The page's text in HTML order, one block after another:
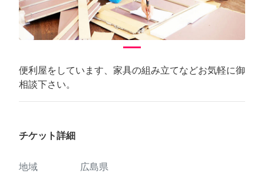
便利屋をしています、家具の組み立てなどお気軽に御
相談下さい。
チケット詳細
地域 広島県